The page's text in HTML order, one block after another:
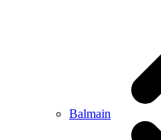
Balmain